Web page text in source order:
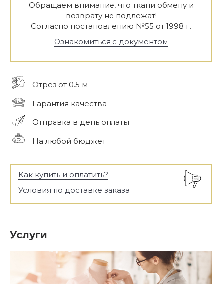
Обращаем внимание, что ткани обмену и
возврату не подлежат!
Согласно постановлению №55 от 1998 г.
Ознакомиться с документом
Отрез от 0.5 м
Гарантия качества
Отправка в день оплаты
На любой бюджет
Как купить и оплатить?
Условия по доставке заказа
Услуги